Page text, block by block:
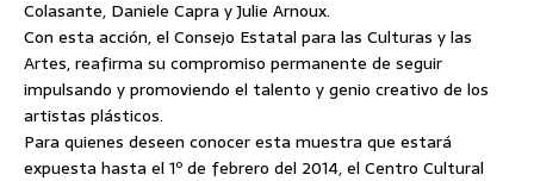
Colasante, Daniele Capra y Julie Arnoux.
Con esta acción, el Consejo Estatal para las Culturas y las
Artes, reafirma su compromiso permanente de seguir
impulsando y promoviendo el talento y genio creativo de los
artistas plásticos.
Para quienes deseen conocer esta muestra que estará
expuesta hasta el 1º de febrero del 2014, el Centro Cultural